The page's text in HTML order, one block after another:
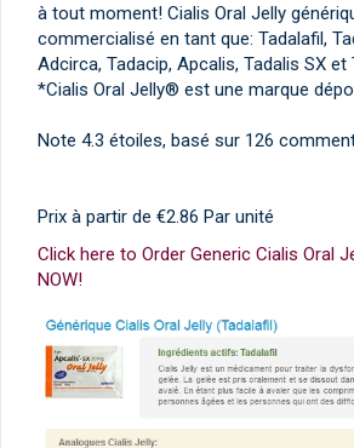
à tout moment! Cialis Oral Jelly
commercialisé en tant que: Tadalafil,
Adcirca, Tadacip, Apcalis, Tadalis SX et
*Cialis Oral Jelly® est une marque
Note 4.3 étoiles, basé sur 126
Prix à partir de €2.86 Par unité
Click here to Order Generic Cialis Oral
NOW!